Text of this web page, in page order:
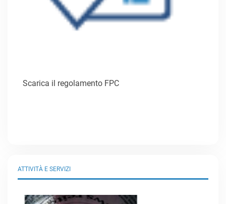
Scarica il regolamento FPC
ATTIVITÀ E SERVIZI